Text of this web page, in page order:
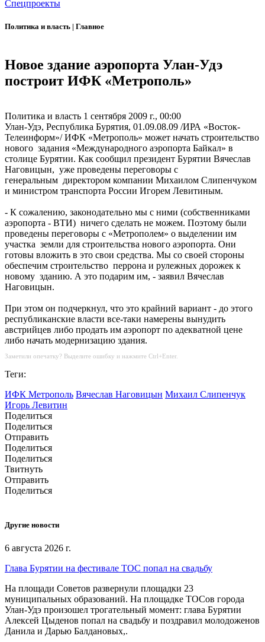
Спецпроекты
Политика и власть | Главное
Новое здание аэропорта Улан-Удэ
построит ИФК «Метрополь»
Политика и власть 1 сентября 2009 г., 00:00
Улан-Удэ, Республика Бурятия, 01.09.08.09 /ИРА «Восток-
Телеинформ»/ ИФК «Метрополь» может начать строительство
нового задания «Международного аэропорта Байкал» в
столице Бурятии. Как сообщил президент Бурятии Вячеслав
Наговицын, уже проведены переговоры с
генеральным директором компании Михаилом Слипенчуком
и министром транспорта России Игорем Левитиным.
- К сожалению, законодательно мы с ними (собственниками
аэропорта - ВТИ) ничего сделать не можем. Поэтому были
проведены переговоры с «Метрополем» о выделении им
участка земли для строительства нового аэропорта. Они
готовы вложить в это свои средства. Мы со своей стороны
обеспечим строительство перрона и рулежных дорожек к
новому зданию. А это подарим им, - заявил Вячеслав
Наговицын.
При этом он подчеркнул, что это крайний вариант - до этого
республиканские власти все-таки намерены вынудить
австрийцев либо продать им аэропорт по адекватной цене
либо начать модернизацию здания.
Заметили опечатку? Выделите ошибку и нажмите Ctrl+Enter.
Теги:
ИФК Метрополь Вячеслав Наговицын Михаил Слипенчук
Игорь Левитин
Поделиться
Поделиться
Отправить
Поделиться
Поделиться
Твитнуть
Отправить
Поделиться
Другие новости
6 августа 2026 г.
Глава Бурятии на фестивале ТОС попал на свадьбу
На площади Советов развернули площадки 23
муниципальных образований. На площадке ТОСов города
Улан-Удэ произошел трогательный момент: глава Бурятии
Алексей Цыденов попал на свадьбу и поздравил молодоженов
Данила и Дарью Балдановых,.